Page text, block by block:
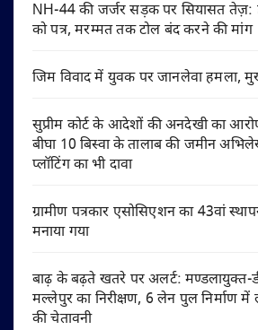
NH-44 की जर्जर सड़क पर सियासत तेज़:
को पत्र, मरम्मत तक टोल बंद करने की मांग
जिम विवाद में युवक पर जानलेवा हमला,
सुप्रीम कोर्ट के आदेशों की अनदेखी का
बीघा 10 बिस्वा के तालाब की जमीन
प्लॉटिंग का भी दावा
ग्रामीण पत्रकार एसोसिएशन का 43वां
मनाया गया
बाढ़ के बढ़ते खतरे पर अलर्ट: मण्डलायुक्त-
मल्लेपुर का निरीक्षण, 6 लेन पुल निर्माण में
की चेतावनी